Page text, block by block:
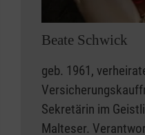
Beate Schwick
geb. 1961,
Sekretärin im
Malteser.